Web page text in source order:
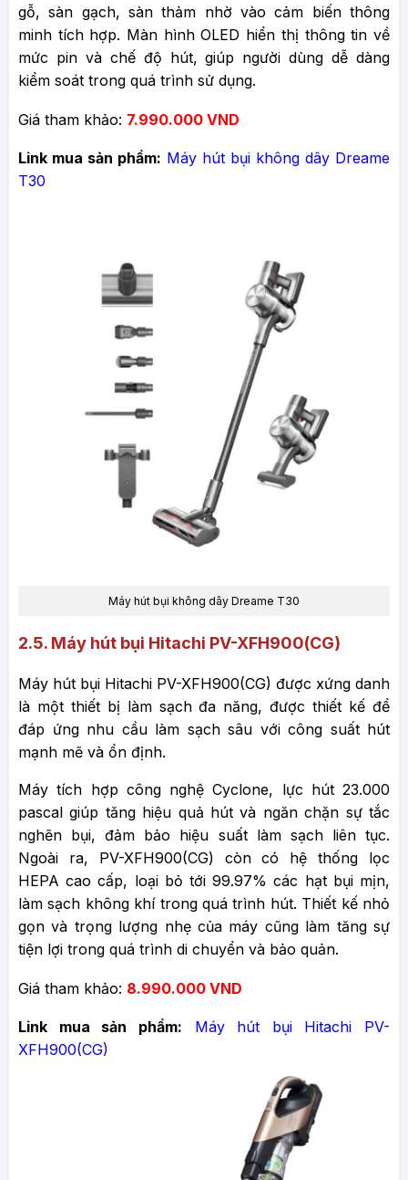
gỗ, sàn gạch, sàn thảm nhờ vào cảm biến thông
minh tích hợp. Màn hình OLED hiển thị thông tin về
mức pin và chế độ hút, giúp người dùng dễ dàng
kiểm soát trong quá trình sử dụng.
Giá tham khảo: 7.990.000 VND
Link mua sản phẩm: Máy hút bụi không dây Dreame
T30
Máy hút bụi không dây Dreame T30
2.5. Máy hút bụi Hitachi PV-XFH900(CG)
Máy hút bụi Hitachi PV-XFH900(CG) được xứng danh
là một thiết bị làm sạch đa năng, được thiết kế để
đáp ứng nhu cầu làm sạch sâu với công suất hút
mạnh mẽ và ổn định.
Máy tích hợp công nghệ Cyclone, lực hút 23.000
pascal giúp tăng hiệu quả hút và ngăn chặn sự tắc
nghẽn bụi, đảm bảo hiệu suất làm sạch liên tục.
Ngoài ra, PV-XFH900(CG) còn có hệ thống lọc
HEPA cao cấp, loại bỏ tới 99.97% các hạt bụi mịn,
làm sạch không khí trong quá trình hút. Thiết kế nhỏ
gọn và trọng lượng nhẹ của máy cũng làm tăng sự
tiện lợi trong quá trình di chuyển và bảo quản.
Giá tham khảo: 8.990.000 VND
Link mua sản phẩm:
Máy hút bụi Hitachi PV-
XFH900(CG)